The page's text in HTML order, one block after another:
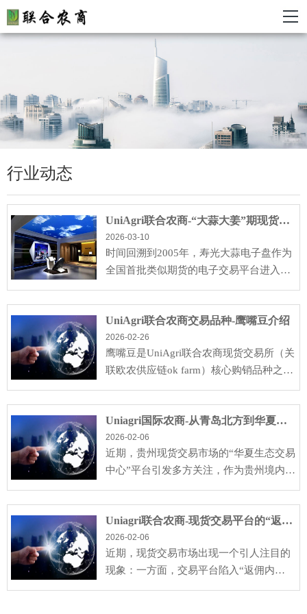
行业动态
UniAgri联合农商-“大蒜大姜”期现货交易百亿市场的迁徙之路
2026-03-10
时间回溯到2005年，寿光大蒜电子盘作为
全国首批类似期货的电子交易平台进入金
这种“类期货···
UniAgri联合农商交易品种-鹰嘴豆介绍
2026-02-26
鹰嘴豆是UniAgri联合农商现货交易所（关
联欧农供应链ok farm）核心购销品种之
务，为全球农产···
Uniagri国际农商-从青岛北方到华夏生态：华夏北方农商的换平台之路与 “闷声盈利” 模式
2026-02-06
近期，贵州现货交易市场的“华夏生态交易
中心”平台引发多方关注，作为贵州境内仅
心混乱的···
Uniagri联合农商-现货交易平台的“返佣与低保证金内卷”将带向何方？
2026-02-06
近期，现货交易市场出现一个引人注目的
现象：一方面，交易平台陷入“返佣内